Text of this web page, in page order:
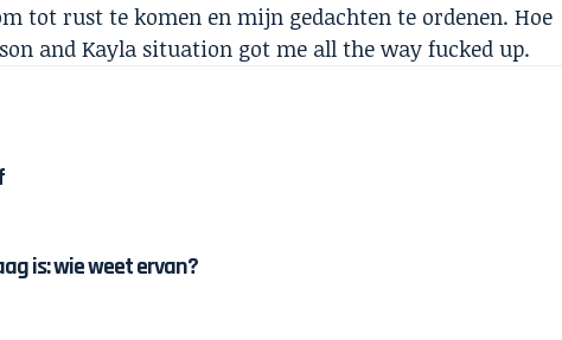
tot rust te komen en mijn gedachten te ordenen. Hoe
and Kayla situation got me all the way fucked up.
is: wie weet ervan?